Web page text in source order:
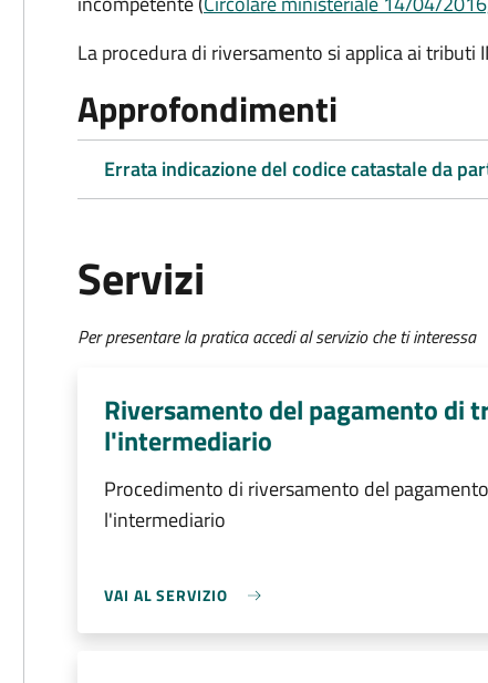
La procedura di riversamento si applica ai tributi
Approfondimenti
Errata indicazione del codice catastale da
Servizi
Per presentare la pratica accedi al servizio che ti interessa
Riversamento del pagamento di
l'intermediario
Procedimento di riversamento del
l'intermediario
VAI AL SERVIZIO